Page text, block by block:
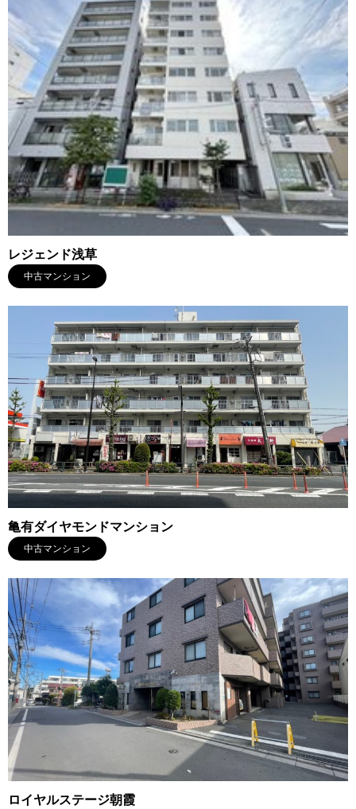
レジェンド浅草
中古マンション
亀有ダイヤモンドマンション
中古マンション
ロイヤルステージ朝霞